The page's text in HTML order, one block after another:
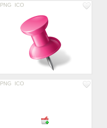
PNG ICO
PNG ICO